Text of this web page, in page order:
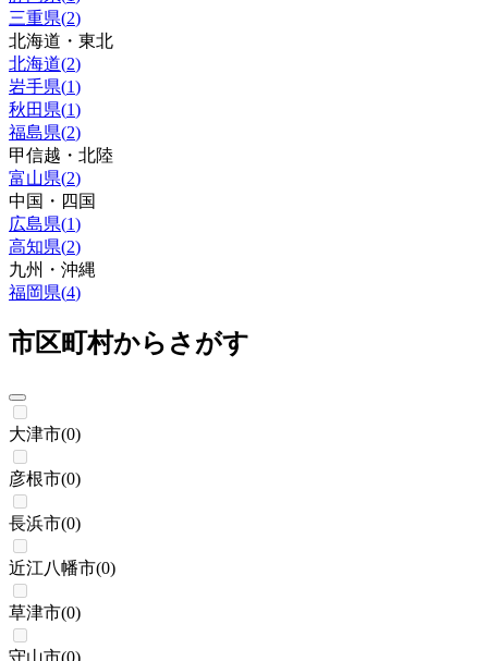
三重県(2)
北海道・東北
北海道(2)
岩手県(1)
秋田県(1)
福島県(2)
甲信越・北陸
富山県(2)
中国・四国
広島県(1)
高知県(2)
九州・沖縄
福岡県(4)
市区町村からさがす
大津市(0)
彦根市(0)
長浜市(0)
近江八幡市(0)
草津市(0)